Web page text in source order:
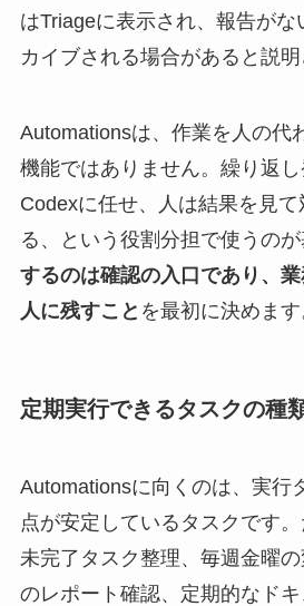
はTriageに表示され、報告が
カイブされる場合があると説明
Automationsは、作業を人の代
機能ではありません。繰り返
Codexに任せ、人は結果を見
る、という役割分担で使うのが
するのは確認の入口であり、
人に残すこと を最初に決めます
定期実行できるタスクの種
Automationsに向くのは、実行
点が安定しているタスクです
未完了タスク整理、毎週金曜
のレポート確認、定期的なド